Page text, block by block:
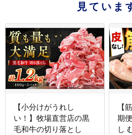
見ていま
【小分けがうれし
い！】牧場直営店の黒
毛和牛の切り落とし
【
期
し